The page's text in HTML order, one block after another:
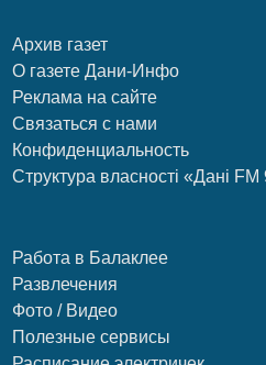
Архив газет
О газете Дани-Инфо
Реклама на сайте
Связаться с нами
Конфиденциальность
Структура власності «Дані FM
Работа в Балаклее
Развлечения
Фото / Видео
Полезные сервисы